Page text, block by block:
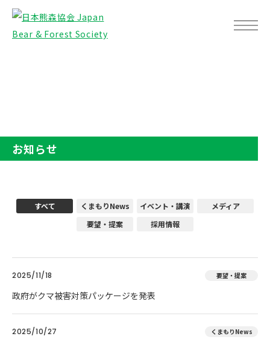
お知らせ
すべて くまもりNews イベント・講演
メディア
要望・提案
採用情報
2025/11/18 要望・提案
政府がクマ被害対策パッケージを発表
2025/10/27 くまもりNews